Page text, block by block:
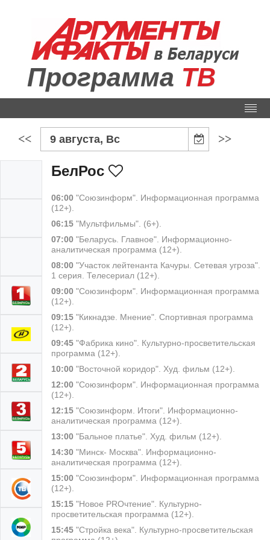
Программа ТВ
<< 9 августа, Вс >>
БелРос
06:00 "Союзинформ". Информационная программа
(12+).
06:15 "Мультфильмы". (6+).
07:00 "Беларусь. Главное". Информационно-
аналитическая программа (12+).
08:00 "Участок лейтенанта Качуры. Сетевая угроза".
1 серия. Телесериал (12+).
09:00 "Союзинформ". Информационная программа
(12+).
09:15 "Кикнадзе. Мнение". Спортивная программа
(12+).
09:45 "Фабрика кино". Культурно-просветительская
программа (12+).
10:00 "Восточной коридор". Худ. фильм (12+).
12:00 "Союзинформ". Информационная программа
(12+).
12:15 "Союзинформ. Итоги". Информационно-
аналитическая программа (12+).
13:00 "Бальное платье". Худ. фильм (12+).
14:30 "Минск- Москва". Информационно-
аналитическая программа (12+).
15:00 "Союзинформ". Информационная программа
(12+).
15:15 "Новое PROчтение". Культурно-
просветительская программа (12+).
15:45 "Стройка века". Культурно-просветительская